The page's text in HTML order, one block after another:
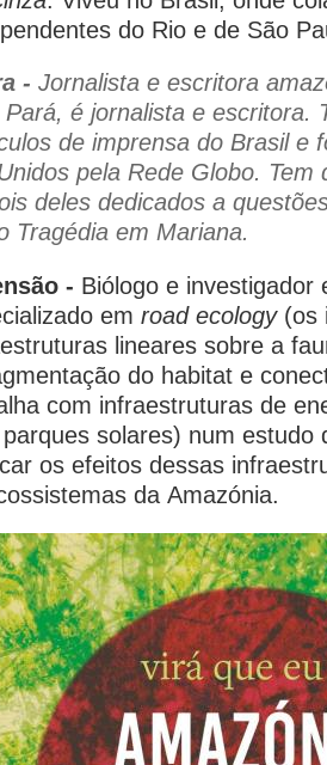
do Rio e de São
- Jornalista e escritora
é jornalista e escritora.
de imprensa do Brasil e
pela Rede Globo. Tem
deles dedicados a
Tragédia em Mariana.
- Biólogo e investigador
em road ecology(os
lineares sobre a
do habitat e
com infraestruturas de
solares) num estudo
os efeitos dessas
da Amazónia.